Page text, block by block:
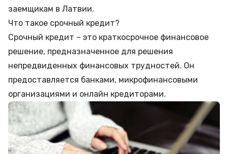
заемщикам в Латвии.
Что такое срочный кредит?
Срочный кредит – это краткосрочное финансовое
решение, предназначенное для решения
непредвиденных финансовых трудностей. Он
предоставляется банками, микрофинансовыми
организациями и онлайн кредиторами.